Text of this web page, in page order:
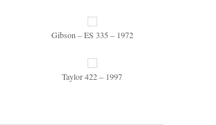
Gibson – ES 335 – 1972
Taylor 422 – 1997